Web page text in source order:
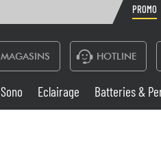
PROMO
MAGASINS HOTLINE
Belgique
België
Sono Eclairage
Batteries &